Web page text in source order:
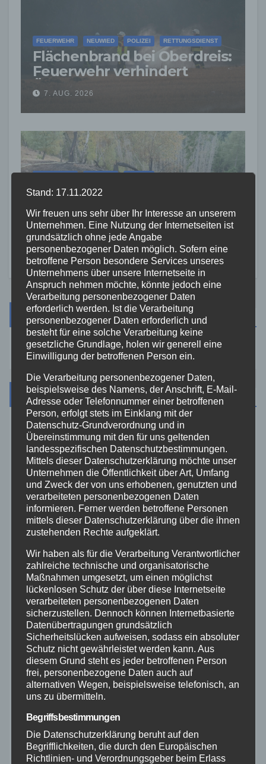
FEUERWEHR NEUWIED POLIZEI RETTUNGSDIENST
Flächenbrand bei Oberdreis:
Feuerwehr verhindert
Übergreifen auf Waldgebiet
7. AUG. 2026
Waldbrand bei Leutesdorf
schnell gelöscht –
Feuerwehr warnt vor
erhöhter Brandgefahr
7. AUG. 2026
Suche
Kategorien
Aktuelles
Allgemein
Altenkirchen
Bundespolizei
Feuerwehr
Hilfsorganisationen
Mayen-Koblenz
Neuwied
Polizei
Rettungsdienst
Rhein-Lahn
Stand: 17.11.2022
Wir freuen uns sehr über Ihr Interesse an unserem
Unternehmen. Eine Nutzung der Internetseiten ist
grundsätzlich ohne jede Angabe
personenbezogener Daten möglich. Sofern eine
betroffene Person besondere Services unseres
Unternehmens über unsere Internetseite in
Anspruch nehmen möchte, könnte jedoch eine
Verarbeitung personenbezogener Daten
erforderlich werden. Ist die Verarbeitung
personenbezogener Daten erforderlich und
besteht für eine solche Verarbeitung keine
gesetzliche Grundlage, holen wir generell eine
Einwilligung der betroffenen Person ein.
Die Verarbeitung personenbezogener Daten,
beispielsweise des Namens, der Anschrift, E-Mail-
Adresse oder Telefonnummer einer betroffenen
Person, erfolgt stets im Einklang mit der
Datenschutz-Grundverordnung und in
Übereinstimmung mit den für uns geltenden
landesspezifischen Datenschutzbestimmungen.
Mittels dieser Datenschutzerklärung möchte unser
Unternehmen die Öffentlichkeit über Art, Umfang
und Zweck der von uns erhobenen, genutzten und
verarbeiteten personenbezogenen Daten
informieren. Ferner werden betroffene Personen
mittels dieser Datenschutzerklärung über die ihnen
zustehenden Rechte aufgeklärt.
Wir haben als für die Verarbeitung Verantwortlicher
zahlreiche technische und organisatorische
Maßnahmen umgesetzt, um einen möglichst
lückenlosen Schutz der über diese Internetseite
verarbeiteten personenbezogenen Daten
sicherzustellen. Dennoch können Internetbasierte
Datenübertragungen grundsätzlich
Sicherheitslücken aufweisen, sodass ein absoluter
Schutz nicht gewährleistet werden kann. Aus
diesem Grund steht es jeder betroffenen Person
frei, personenbezogene Daten auch auf
alternativen Wegen, beispielsweise telefonisch, an
uns zu übermitteln.
Begriffsbestimmungen
Die Datenschutzerklärung beruht auf den
Begrifflichkeiten, die durch den Europäischen
Richtlinien- und Verordnungsgeber beim Erlass